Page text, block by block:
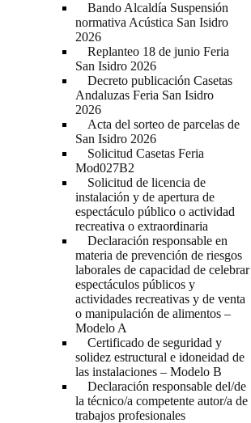
Bando Alcaldía Suspensión
normativa Acústica San Isidro
2026
Replanteo 18 de junio Feria
San Isidro 2026
Decreto publicación Casetas
Andaluzas Feria San Isidro
2026
Acta del sorteo de parcelas de
San Isidro 2026
Solicitud Casetas Feria
Mod027B2
Solicitud de licencia de
instalación y de apertura de
espectáculo público o actividad
recreativa o extraordinaria
Declaración responsable en
materia de prevención de riesgos
laborales de capacidad de celebrar
espectáculos públicos y
actividades recreativas y de venta
o manipulación de alimentos –
Modelo A
Certificado de seguridad y
solidez estructural e idoneidad de
las instalaciones – Modelo B
Declaración responsable del/de
la técnico/a competente autor/a de
trabajos profesionales